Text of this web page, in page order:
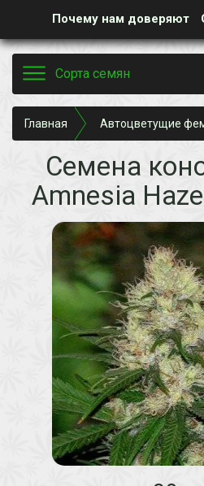
Почему нам доверяют
Toggle
navigation
Сорта семян
Главная Автоцветущие
Семена
Amnesia